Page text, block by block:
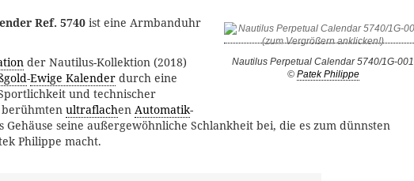
Nautilus Perpetual Calendar 5740/1G-001
© Patek Philippe
Ref. 5740 ist eine Armbanduhr
der Nautilus-Kollektion (2018)
-Ewige Kalender durch eine
und technischer
berühmten ultraflachen Automatik-
Gehäuse seine außergewöhnliche Schlankheit bei, die es zum dünnsten
Philippe macht.